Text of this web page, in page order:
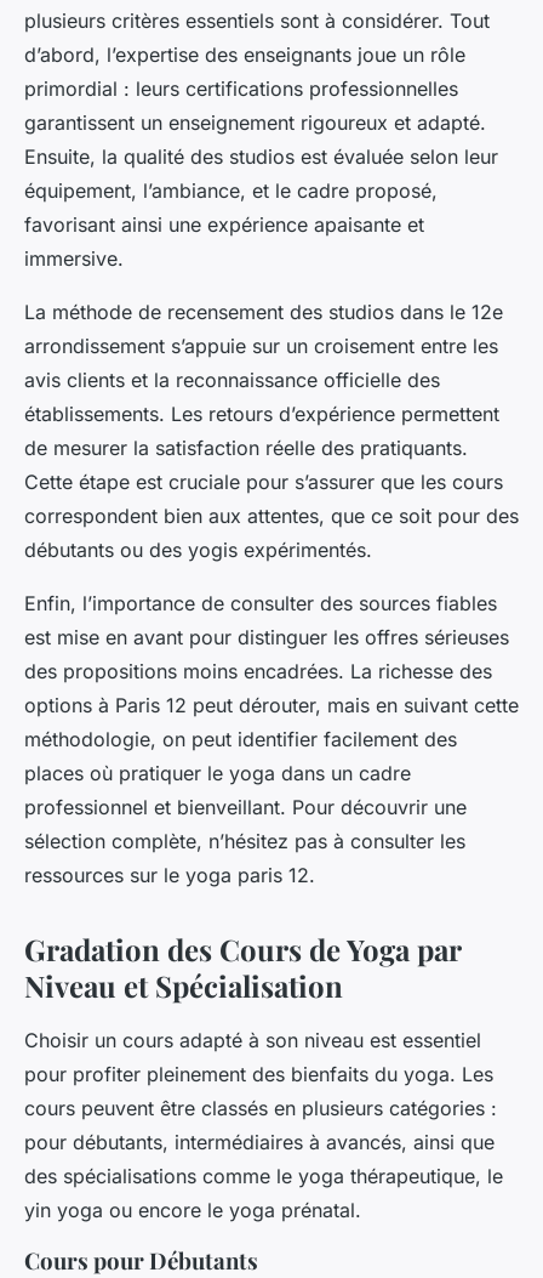
plusieurs critères essentiels sont à considérer. Tout
d’abord, l’expertise des enseignants joue un rôle
primordial : leurs certifications professionnelles
garantissent un enseignement rigoureux et adapté.
Ensuite, la qualité des studios est évaluée selon leur
équipement, l’ambiance, et le cadre proposé,
favorisant ainsi une expérience apaisante et
immersive.
La méthode de recensement des studios dans le 12e
arrondissement s’appuie sur un croisement entre les
avis clients et la reconnaissance officielle des
établissements. Les retours d’expérience permettent
de mesurer la satisfaction réelle des pratiquants.
Cette étape est cruciale pour s’assurer que les cours
correspondent bien aux attentes, que ce soit pour des
débutants ou des yogis expérimentés.
Enfin, l’importance de consulter des sources fiables
est mise en avant pour distinguer les offres sérieuses
des propositions moins encadrées. La richesse des
options à Paris 12 peut dérouter, mais en suivant cette
méthodologie, on peut identifier facilement des
places où pratiquer le yoga dans un cadre
professionnel et bienveillant. Pour découvrir une
sélection complète, n’hésitez pas à consulter les
ressources sur le yoga paris 12.
Gradation des Cours de Yoga par
Niveau et Spécialisation
Choisir un cours adapté à son niveau est essentiel
pour profiter pleinement des bienfaits du yoga. Les
cours peuvent être classés en plusieurs catégories :
pour débutants, intermédiaires à avancés, ainsi que
des spécialisations comme le yoga thérapeutique, le
yin yoga ou encore le yoga prénatal.
Cours pour Débutants